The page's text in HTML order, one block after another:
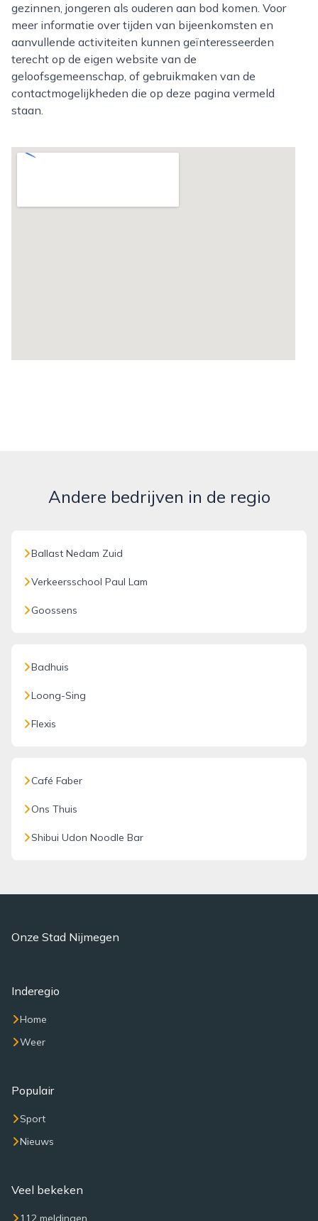
gezinnen, jongeren als ouderen aan bod komen. Voor
meer informatie over tijden van bijeenkomsten en
aanvullende activiteiten kunnen geïnteresseerden
terecht op de eigen website van de
geloofsgemeenschap, of gebruikmaken van de
contactmogelijkheden die op deze pagina vermeld
staan.
Andere bedrijven in de regio
Ballast Nedam Zuid
Verkeersschool Paul Lam
Goossens
Badhuis
Loong-Sing
Flexis
Café Faber
Ons Thuis
Shibui Udon Noodle Bar
Onze Stad Nijmegen
Inderegio
Home
Weer
Populair
Sport
Nieuws
Veel bekeken
112 meldingen